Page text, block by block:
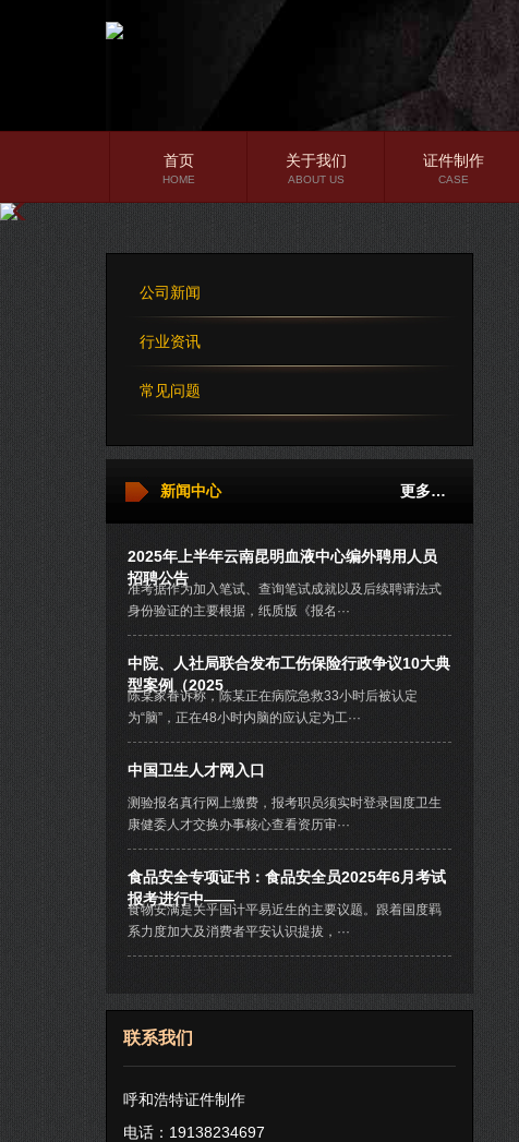
首页
HOME
关于我们
ABOUT US
证件制作
CASE
公司新闻
行业资讯
常见问题
更多…
新闻中心
2025年上半年云南昆明血液中心编外聘用人员
招聘公告
准考据作为加入笔试、查询笔试成就以及后续聘请法式
身份验证的主要根据，纸质版《报名···
中院、人社局联合发布工伤保险行政争议10大典
型案例（2025
陈某家眷诉称，陈某正在病院急救33小时后被认定
为“脑”，正在48小时内脑的应认定为工···
中国卫生人才网入口
测验报名真行网上缴费，报考职员须实时登录国度卫生
康健委人才交换办事核心查看资历审···
食品安全专项证书：食品安全员2025年6月考试
报考进行中——
食物安满是关乎国计平易近生的主要议题。跟着国度羁
系力度加大及消费者平安认识提拔，···
联系我们
呼和浩特证件制作
电话：19138234697